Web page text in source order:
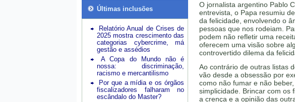
Últimas inclusões
Relatório Anual de Crises de
2025 mostra crescimento das
categorias cybercrime, má
gestão e assédios
A Copa do Mundo não é
nossa: discriminação,
racismo e mercantilismo
Por que a mídia e os órgãos
fiscalizadores falharam no
escândalo do Master?
O jornalista argentino Pablo
entrevista, o Papa resumiu
da felicidade, envolvendo o
pessoas que nos rodeiam.
podem não refletir uma
oferecem uma visão sobre
controvertido dilema da
Ao contrário de outras listas
vão desde a obsessão por
como não fumar e não
simplicidade. Brincar com os
a crença e a opinião das